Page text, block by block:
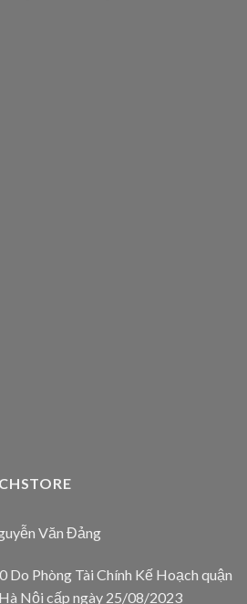
Văn Đảng
Phòng Tài Chính Kế Hoạch quận
Nội cấp ngày 25/08/2023